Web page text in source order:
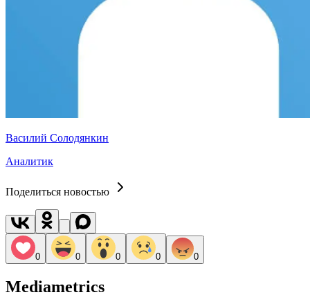
Василий Солодянкин
Аналитик
Поделиться новостью
0 0 0 0 0
Mediametrics